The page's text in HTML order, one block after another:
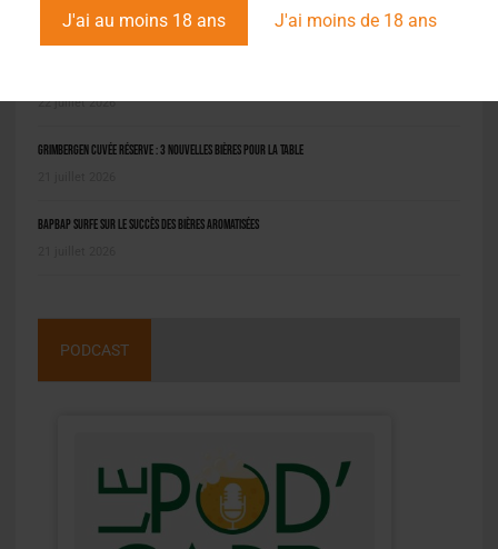
J'ai au moins 18 ans J'ai moins de 18 ans
22 juillet 2026
Grimbergen Cuvée Réserve : 3 nouvelles bières pour la table
BAPBAP surfe sur le succès des bières aromatisées
PODCAST